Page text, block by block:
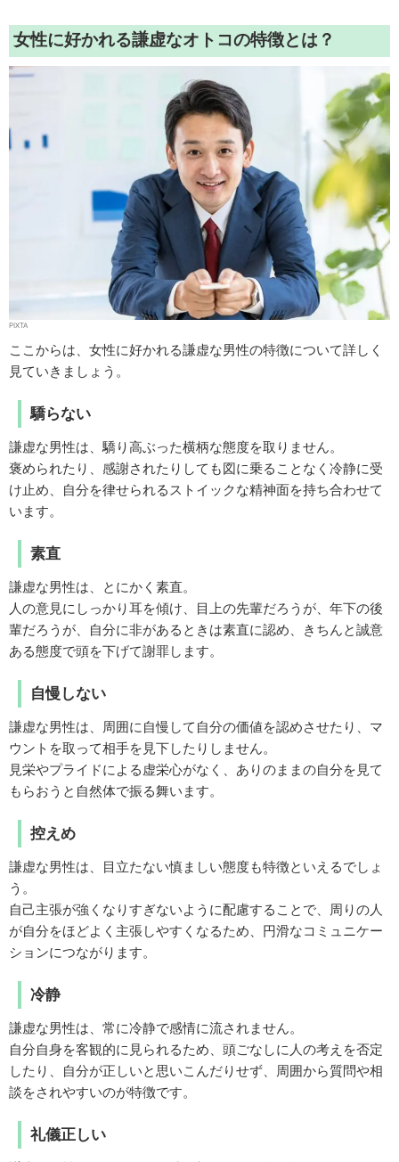
女性に好かれる謙虚なオトコの特徴とは？
PIXTA
ここからは、女性に好かれる謙虚な男性の特徴について詳しく
見ていきましょう。
驕らない
謙虚な男性は、驕り高ぶった横柄な態度を取りません。
褒められたり、感謝されたりしても図に乗ることなく冷静に受
け止め、自分を律せられるストイックな精神面を持ち合わせて
います。
素直
謙虚な男性は、とにかく素直。
人の意見にしっかり耳を傾け、目上の先輩だろうが、年下の後
輩だろうが、自分に非があるときは素直に認め、きちんと誠意
ある態度で頭を下げて謝罪します。
自慢しない
謙虚な男性は、周囲に自慢して自分の価値を認めさせたり、マ
ウントを取って相手を見下したりしません。
見栄やプライドによる虚栄心がなく、ありのままの自分を見て
もらおうと自然体で振る舞います。
控えめ
謙虚な男性は、目立たない慎ましい態度も特徴といえるでしょ
う。
自己主張が強くなりすぎないように配慮することで、周りの人
が自分をほどよく主張しやすくなるため、円滑なコミュニケー
ションにつながります。
冷静
謙虚な男性は、常に冷静で感情に流されません。
自分自身を客観的に見られるため、頭ごなしに人の考えを否定
したり、自分が正しいと思いこんだりせず、周囲から質問や相
談をされやすいのが特徴です。
礼儀正しい